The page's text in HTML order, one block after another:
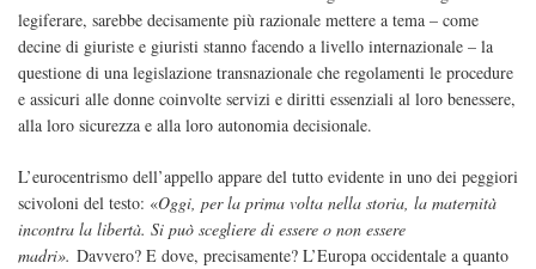
legiferare, sarebbe decisamente più razionale mettere a tema – come
decine di giuriste e giuristi stanno facendo a livello internazionale – la
questione di una legislazione transnazionale che regolamenti le procedure
e assicuri alle donne coinvolte servizi e diritti essenziali al loro benessere,
alla loro sicurezza e alla loro autonomia decisionale.
L’eurocentrismo dell’appello appare del tutto evidente in uno dei peggiori
scivoloni del testo: «Oggi, per la prima volta nella storia, la maternità
incontra la libertà. Si può scegliere di essere o non essere
madri». Davvero? E dove, precisamente? L’Europa occidentale a quanto